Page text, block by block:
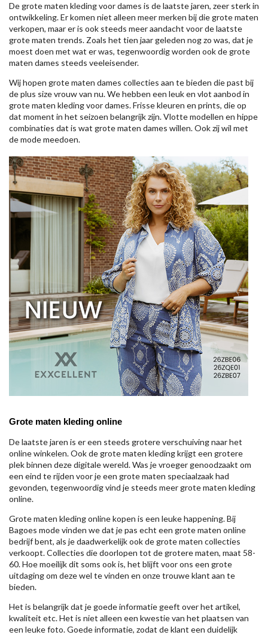
De grote maten kleding voor dames is de laatste jaren, zeer sterk in
ontwikkeling. Er komen niet alleen meer merken bij die grote maten
verkopen, maar er is ook steeds meer aandacht voor de laatste
grote maten trends. Zoals het tien jaar geleden nog zo was, dat je
moest doen met wat er was, tegenwoordig worden ook de grote
maten dames steeds veeleisender.
Wij hopen grote maten dames collecties aan te bieden die past bij
de plus size vrouw van nu. We hebben een leuk en vlot aanbod in
grote maten kleding voor dames. Frisse kleuren en prints, die op
dat moment in het seizoen belangrijk zijn. Vlotte modellen en hippe
combinaties dat is wat grote maten dames willen. Ook zij wil met
de mode meedoen.
Grote maten kleding online
De laatste jaren is er een steeds grotere verschuiving naar het
online winkelen. Ook de grote maten kleding krijgt een grotere
plek binnen deze digitale wereld. Was je vroeger genoodzaakt om
een eind te rijden voor je een grote maten speciaalzaak had
gevonden, tegenwoordig vind je steeds meer grote maten kleding
online.
Grote maten kleding online kopen is een leuke happening. Bij
Bagoes mode vinden we dat je pas echt een grote maten online
bedrijf bent, als je daadwerkelijk ook de grote maten collecties
verkoopt. Collecties die doorlopen tot de grotere maten, maat 58-
60. Hoe moeilijk dit soms ook is, het blijft voor ons een grote
uitdaging om deze wel te vinden en onze trouwe klant aan te
bieden.
Het is belangrijk dat je goede informatie geeft over het artikel,
kwaliteit etc. Het is niet alleen een kwestie van het plaatsen van
een leuke foto. Goede informatie, zodat de klant een duidelijk